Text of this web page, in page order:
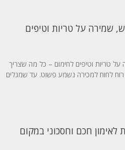
שמירה על טריות וטיפים
טריות וטיפים לחימום – כל מה שצריך
לחוח למכירה נשמע פשוט. עד שמגלים
לאימון חכם וחסכוני במקום